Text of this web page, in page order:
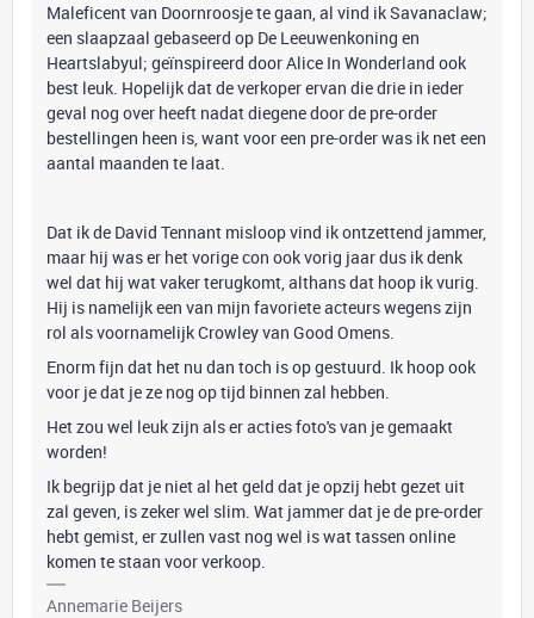
Maleficent van Doornroosje te gaan, al vind ik Savanaclaw;
een slaapzaal gebaseerd op De Leeuwenkoning en
Heartslabyul; geïnspireerd door Alice In Wonderland ook
best leuk. Hopelijk dat de verkoper ervan die drie in ieder
geval nog over heeft nadat diegene door de pre-order
bestellingen heen is, want voor een pre-order was ik net een
aantal maanden te laat.
Dat ik de David Tennant misloop vind ik ontzettend jammer,
maar hij was er het vorige con ook vorig jaar dus ik denk
wel dat hij wat vaker terugkomt, althans dat hoop ik vurig.
Hij is namelijk een van mijn favoriete acteurs wegens zijn
rol als voornamelijk Crowley van Good Omens.
Enorm fijn dat het nu dan toch is op gestuurd. Ik hoop ook
voor je dat je ze nog op tijd binnen zal hebben.
Het zou wel leuk zijn als er acties foto's van je gemaakt
worden!
Ik begrijp dat je niet al het geld dat je opzij hebt gezet uit
zal geven, is zeker wel slim. Wat jammer dat je de pre-order
hebt gemist, er zullen vast nog wel is wat tassen online
komen te staan voor verkoop.
Annemarie Beijers